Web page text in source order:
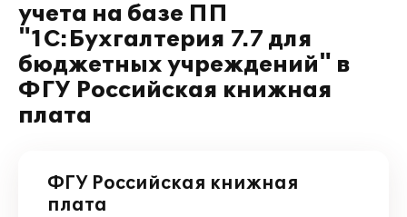
учета на базе ПП
"1С:Бухгалтерия 7.7 для
бюджетных учреждений" в
ФГУ Российская книжная
плата
ФГУ Российская книжная
плата